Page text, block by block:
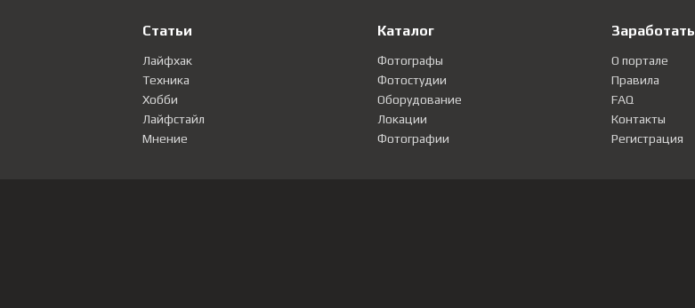
Статьи
Лайфхак
Техника
Хобби
Лайфстайл
Мнение
Каталог
Фотографы
Фотостудии
Оборудование
Локации
Фотографии
Заработать
О портале
Правила
FAQ
Контакты
Регистрация